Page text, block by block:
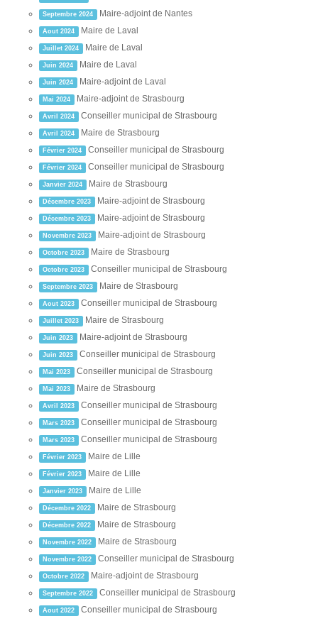
Septembre 2024 Maire-adjoint de Nantes
Aout 2024 Maire de Laval
Juillet 2024 Maire de Laval
Juin 2024 Maire de Laval
Juin 2024 Maire-adjoint de Laval
Mai 2024 Maire-adjoint de Strasbourg
Avril 2024 Conseiller municipal de Strasbourg
Avril 2024 Maire de Strasbourg
Février 2024 Conseiller municipal de Strasbourg
Février 2024 Conseiller municipal de Strasbourg
Janvier 2024 Maire de Strasbourg
Décembre 2023 Maire-adjoint de Strasbourg
Décembre 2023 Maire-adjoint de Strasbourg
Novembre 2023 Maire-adjoint de Strasbourg
Octobre 2023 Maire de Strasbourg
Octobre 2023 Conseiller municipal de Strasbourg
Septembre 2023 Maire de Strasbourg
Aout 2023 Conseiller municipal de Strasbourg
Juillet 2023 Maire de Strasbourg
Juin 2023 Maire-adjoint de Strasbourg
Juin 2023 Conseiller municipal de Strasbourg
Mai 2023 Conseiller municipal de Strasbourg
Mai 2023 Maire de Strasbourg
Avril 2023 Conseiller municipal de Strasbourg
Mars 2023 Conseiller municipal de Strasbourg
Mars 2023 Conseiller municipal de Strasbourg
Février 2023 Maire de Lille
Février 2023 Maire de Lille
Janvier 2023 Maire de Lille
Décembre 2022 Maire de Strasbourg
Décembre 2022 Maire de Strasbourg
Novembre 2022 Maire de Strasbourg
Novembre 2022 Conseiller municipal de Strasbourg
Octobre 2022 Maire-adjoint de Strasbourg
Septembre 2022 Conseiller municipal de Strasbourg
Aout 2022 Conseiller municipal de Strasbourg